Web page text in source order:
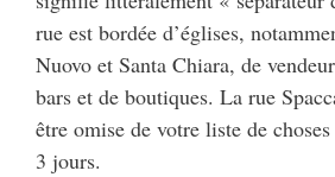
rue est bordée d’églises,
Nuovo et Santa Chiara, de
bars et de boutiques. La rue
être omise de votre liste de
3 jours.